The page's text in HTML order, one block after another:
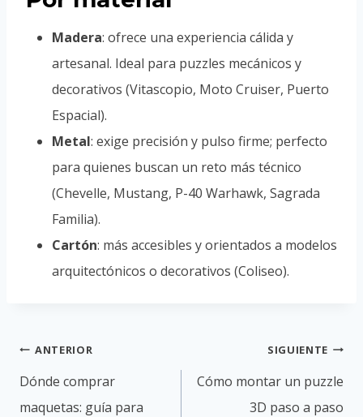
Madera: ofrece una experiencia cálida y
artesanal. Ideal para puzzles mecánicos y
decorativos (Vitascopio, Moto Cruiser, Puerto
Espacial).
Metal: exige precisión y pulso firme; perfecto
para quienes buscan un reto más técnico
(Chevelle, Mustang, P-40 Warhawk, Sagrada
Familia).
Cartón: más accesibles y orientados a modelos
arquitectónicos o decorativos (Coliseo).
Navegación
de
entradas
ANTERIOR
Dónde comprar
maquetas: guía para
SIGUIENTE
Cómo montar un puzzle
3D paso a paso